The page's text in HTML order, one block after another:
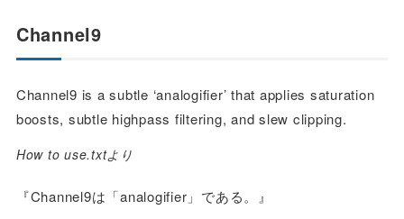
Channel9
Channel9 is a subtle ‘analogifier’ that applies saturation
boosts, subtle highpass filtering, and slew clipping.
How to use.txtより
『Channel9は「analogifier」である。』